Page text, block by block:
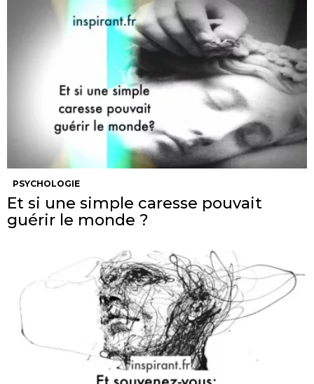
PSYCHOLOGIE
Et si une simple caresse pouvait
guérir le monde ?